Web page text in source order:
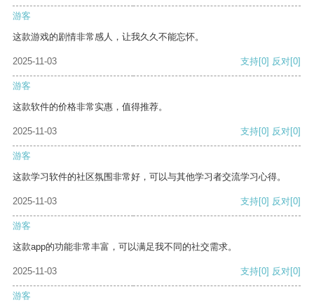
游客
这款游戏的剧情非常感人，让我久久不能忘怀。
2025-11-03 支持[0] 反对[0]
游客
这款软件的价格非常实惠，值得推荐。
2025-11-03 支持[0] 反对[0]
游客
这款学习软件的社区氛围非常好，可以与其他学习者交流学习心得。
2025-11-03 支持[0] 反对[0]
游客
这款app的功能非常丰富，可以满足我不同的社交需求。
2025-11-03 支持[0] 反对[0]
游客